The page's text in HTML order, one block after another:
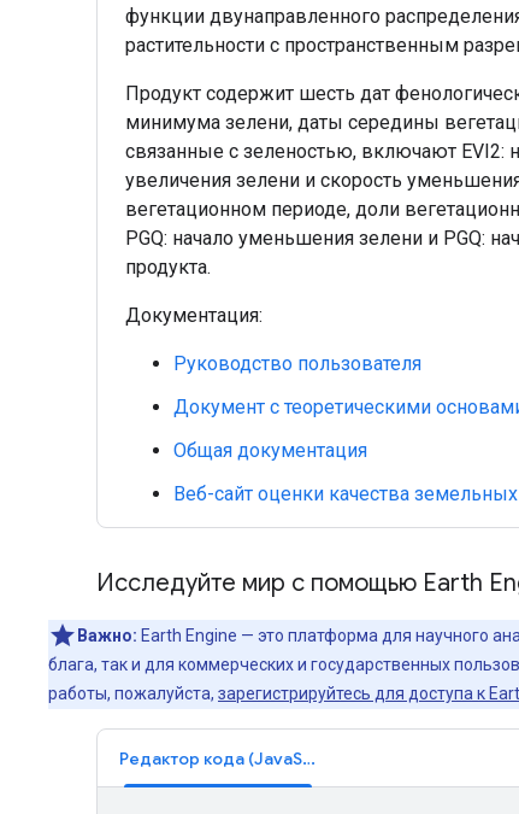
функции двунаправленного
растительности с пространственным
Продукт содержит шесть дат
минимума зелени, даты середины
связанные с зеленостью, включают EVI2:
увеличения зелени и скорость
вегетационном периоде, доли
PGQ: начало уменьшения зелени и PGQ:
продукта.
Документация:
Руководство пользователя
Документ с теоретическими
Общая документация
Веб-сайт оценки качества
Исследуйте мир с помощью Earth
Важно: Earth Engine — это платформа для научного
блага, так и для коммерческих и государственных
работы, пожалуйста, зарегистрируйтесь для доступа к
Редактор кода (JavaScript)